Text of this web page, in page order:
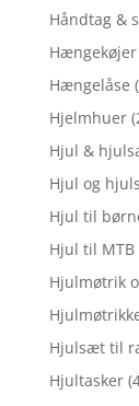
Håndtag &
Hængekøjer
Hængelåse
Hjelmhuer
Hjul &
Hjul og
Hjul til
Hjul til MTB
Hjulmøtrik
Hjulsæt til
Hjultasker